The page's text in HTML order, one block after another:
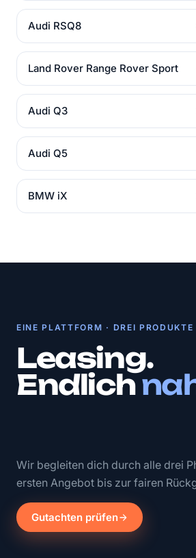
Audi RSQ8
Land Rover Range Rover Sport
Audi Q3
Audi Q5
BMW iX
EINE PLATTFORM · DREI PRODUKTE
Leasing.
Endlich
Wir begleiten dich durch alle drei
ersten Angebot bis zur fairen
Gutachten prüfen